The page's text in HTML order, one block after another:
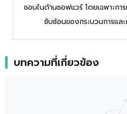
ชอบในด้านซอฟแวร์ โดยเฉพาะการ
ซับซ้อนของกระบวนการแ
บทความที่เกี่ยวข้อง